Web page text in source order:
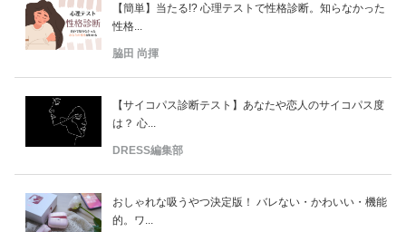
【簡単】当たる!? 心理テストで性格診断。知らなかった
性格...
脇田 尚揮
【サイコパス診断テスト】あなたや恋人のサイコパス度
は？ 心...
DRESS編集部
おしゃれな吸うやつ決定版！ バレない・かわいい・機能
的。ワ...